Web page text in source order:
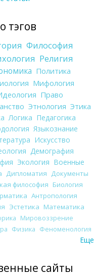
тэгов
Философия
Религия
Политика
Мифология
Право
Этнология Этика
Логика Педагогика
Языкознание
Искусство
Демография
Экология Военные
Дипломатия Документы
философия Биология
Антропология
Эстетика Математика
Мировоззрение
Физика Феноменология
Еще
сайты